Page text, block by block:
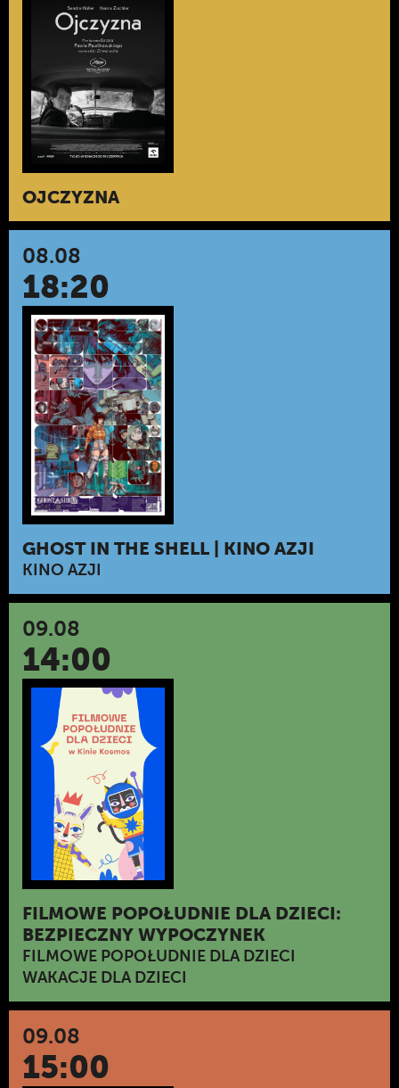
OJCZYZNA
08.08
18:20
GHOST IN THE SHELL | KINO AZJI
KINO AZJI
09.08
14:00
FILMOWE POPOŁUDNIE DLA DZIECI:
BEZPIECZNY WYPOCZYNEK
FILMOWE POPOŁUDNIE DLA DZIECI
WAKACJE DLA DZIECI
09.08
15:00